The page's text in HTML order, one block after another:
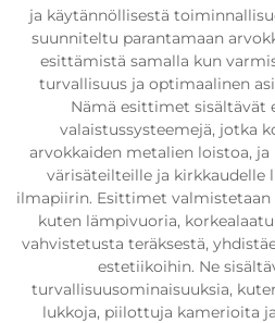
ja käytännöllisestä
suunniteltu parantamaan
esittämistä samalla kun
turvallisuus ja optimaalinen
Nämä esittimet sisältävät
valaistussysteemejä, jotka
arvokkaiden metalien loistoa,
värisäteilteille ja kirkkaudelle
ilmapiirin. Esittimet
kuten lämpivuoria,
vahvistetusta teräksestä,
estetiikoihin. Ne
turvallisuusominaisuuksia,
lukkoja, piilottuja kamerioita